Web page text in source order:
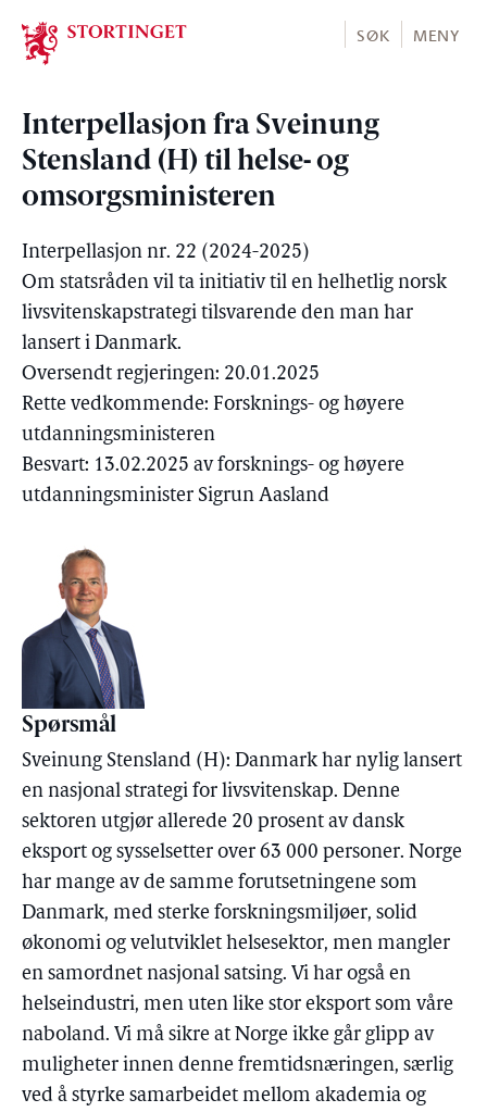
Stortinget.no
SØK MENY
Interpellasjon fra Sveinung
Stensland (H) til helse- og
omsorgsministeren
Interpellasjon nr. 22 (2024-2025)
Om statsråden vil ta initiativ til en helhetlig norsk
livsvitenskapstrategi tilsvarende den man har
lansert i Danmark.
Oversendt regjeringen: 20.01.2025
Rette vedkommende: Forsknings- og høyere
utdanningsministeren
Besvart: 13.02.2025 av forsknings- og høyere
utdanningsminister Sigrun Aasland
Spørsmål
Sveinung Stensland (H): Danmark har nylig lansert
en nasjonal strategi for livsvitenskap. Denne
sektoren utgjør allerede 20 prosent av dansk
eksport og sysselsetter over 63 000 personer. Norge
har mange av de samme forutsetningene som
Danmark, med sterke forskningsmiljøer, solid
økonomi og velutviklet helsesektor, men mangler
en samordnet nasjonal satsing. Vi har også en
helseindustri, men uten like stor eksport som våre
naboland. Vi må sikre at Norge ikke går glipp av
muligheter innen denne fremtidsnæringen, særlig
ved å styrke samarbeidet mellom akademia og